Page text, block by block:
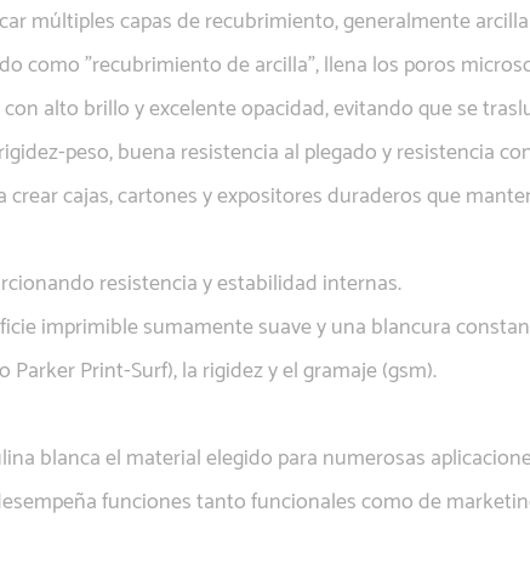
múltiples capas de recubrimiento, generalmente
como "recubrimiento de arcilla", llena los poros
alto brillo y excelente opacidad, evitando que se
peso, buena resistencia al plegado y resistencia
cajas, cartones y expositores duraderos que
resistencia y estabilidad internas.
imprimible sumamente suave y una blancura
Print-Surf), la rigidez y el gramaje (gsm).
blancael material elegido para numerosas
funciones tanto funcionales como de